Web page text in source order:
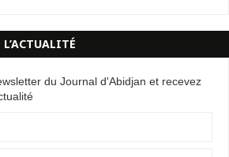
L’ACTUALITÉ
du Journal d'Abidjan et recevez